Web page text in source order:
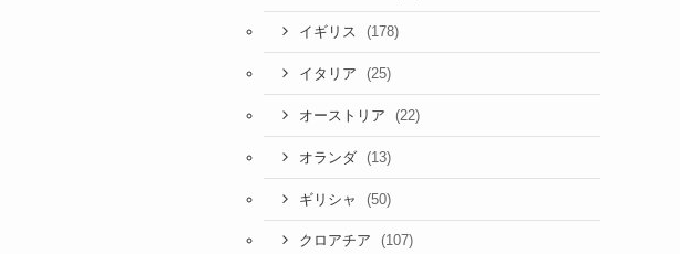
イギリス (178)
イタリア (25)
オーストリア (22)
オランダ (13)
ギリシャ (50)
クロアチア (107)